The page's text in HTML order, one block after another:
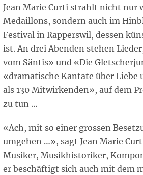
Jean Marie Curti strahlt nicht nur
Medaillons, sondern auch im
Festival in Rapperswil, dessen
ist. An drei Abenden stehen
vom Säntis» und «Die
«dramatische Kantate über Liebe
als 130 Mitwirkenden», auf dem
zu tun …
«Ach, mit so einer grossen
umgehen …», sagt Jean Marie
Musiker, Musikhistoriker,
er beschäftigt sich auch mit dem